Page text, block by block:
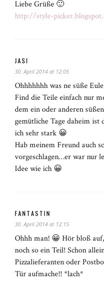
Liebe Grüße 🙂
http://style-
JASI
30. April 2014 at 12:05
Ohhhhhhh was ne süße
Find die Teile einfach nur
dem ein oder anderen
gemütliche Tage daheim ist
ich sehr stark 😀
Hab meinem Freund auch
vorgeschlagen…er war nur
Idee wie ich 😀
FANTASTIN
30. April 2014 at 12:15
Ohhh man! 😀 Hör bloß
noch so ein Teil! Schon
Pizzalieferanten oder
Tür aufmache!! *lach*